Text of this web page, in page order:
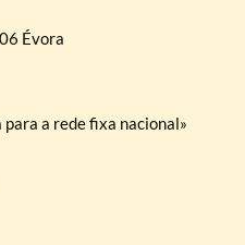
Évora
a rede fixa nacional»